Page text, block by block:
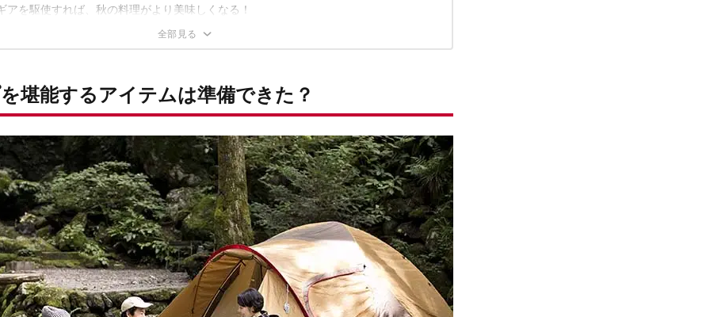
十八番「イクシード バーベキューコンロ80 3way」
仕上がる「鉄鋳物グリル」
が焼ける「コンパクトピザオーブン」
アを駆使すれば、秋の料理がより美味しくなる！
堪能するアイテムは準備できた？